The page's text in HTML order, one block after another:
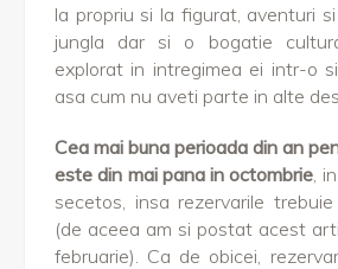
la propriu si la figurat, aventuri
jungla dar si o bogatie
explorat in intregimea ei intr-o
asa cum nu aveti parte in alte
Cea mai buna perioada din an
este din mai pana in octombrie ,
secetos, insa rezervarile
(de aceea am si postat acest
februarie). Ca de obicei,